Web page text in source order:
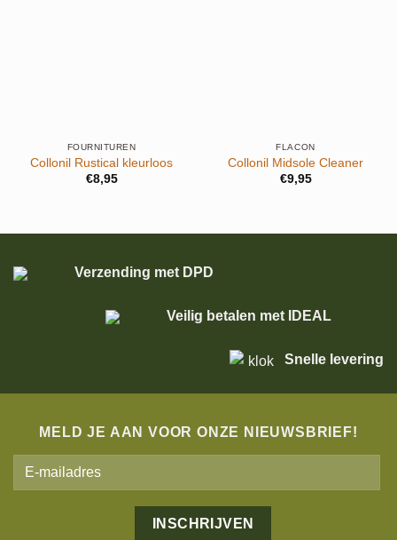
FOURNITUREN
Collonil Rustical kleurloos
€8,95
FLACON
Collonil Midsole Cleaner
€9,95
Verzending met DPD
Veilig betalen met IDEAL
Snelle levering
MELD JE AAN VOOR ONZE NIEUWSBRIEF!